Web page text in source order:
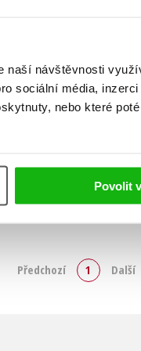
naší návštěvnosti
sociální média, inzerci
nebo které
Povolit
Předchozí 1 Další